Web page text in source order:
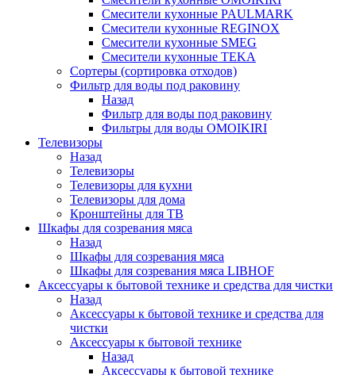
Смесители кухонные PAULMARK
Смесители кухонные REGINOX
Смесители кухонные SMEG
Смесители кухонные TEKA
Сортеры (сортировка отходов)
Фильтр для воды под раковину
Назад
Фильтр для воды под раковину
Фильтры для воды OMOIKIRI
Телевизоры
Назад
Телевизоры
Телевизоры для кухни
Телевизоры для дома
Кронштейны для ТВ
Шкафы для созревания мяса
Назад
Шкафы для созревания мяса
Шкафы для созревания мяса LIBHOF
Аксессуары к бытовой технике и средства для чистки
Назад
Аксессуары к бытовой технике и средства для
чистки
Аксессуары к бытовой технике
Назад
Аксессуары к бытовой технике